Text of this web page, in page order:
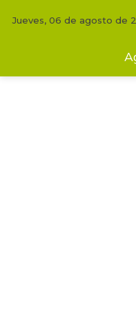
Jueves, 06 de agosto de